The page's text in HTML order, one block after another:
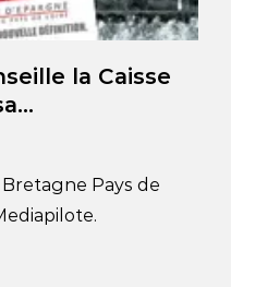
la Caisse
Bretagne Pays de